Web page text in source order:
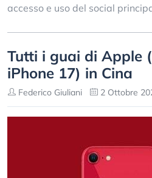
accesso e uso del social
Tutti i guai di Apple
iPhone 17) in Cina
Federico Giuliani 2 Ottobre